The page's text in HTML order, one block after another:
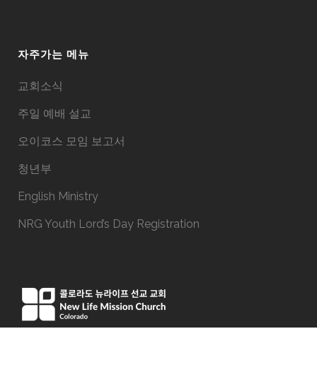
자주가는 메뉴
교회소식
주일 예배 설교
오이코스 모임 보고서
청년부
English Ministry
NRG Youth Lord’s Day Registration